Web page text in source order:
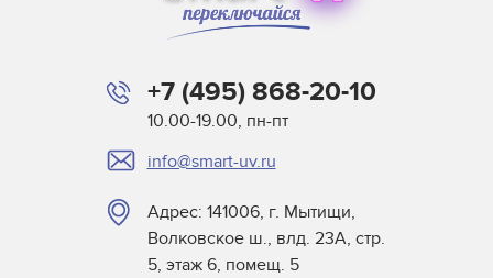
+7 (495) 868-20-10
10.00-19.00, пн-пт
info@smart-uv.ru
Адрес: 141006, г. Мытищи,
Волковское ш., влд. 23А, стр.
5, этаж 6, помещ. 5